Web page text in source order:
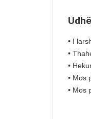
• I
•
•
• Mos
• Mos